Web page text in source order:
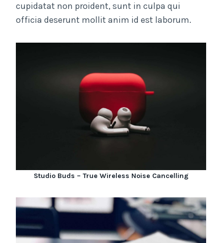
cupidatat non proident, sunt in culpa qui
officia deserunt mollit anim id est laborum.
Studio Buds – True Wireless Noise Cancelling